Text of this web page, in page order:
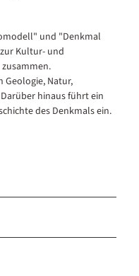
und "Denkmal
Kultur- und
Geologie, Natur,
hinaus führt ein
des Denkmals ein.